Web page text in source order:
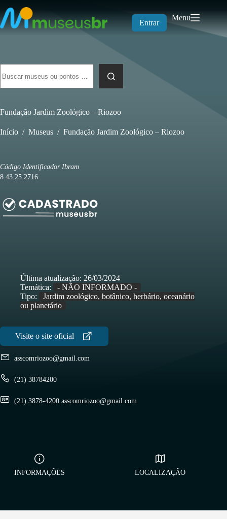
para
o
conteúdo
Entrar
Menu
resultados
Fundação Jardim Zoológico – Riozoo
Início / Museus / Fundação Jardim Zoológico – Riozoo
Código Identificador Ibram
8.43.25.2716
asscomriozoo@gmail.com
(21) 38784200
(21) 3878-4200 asscomriozoo@gmail.com
Última atualização: 26/03/2024
Temática:
- NÃO INFORMADO -
Tipo:
Jardim zoológico, botânico, herbário, oceanário
ou planetário
INFORMAÇÕES LOCALIZAÇÃO